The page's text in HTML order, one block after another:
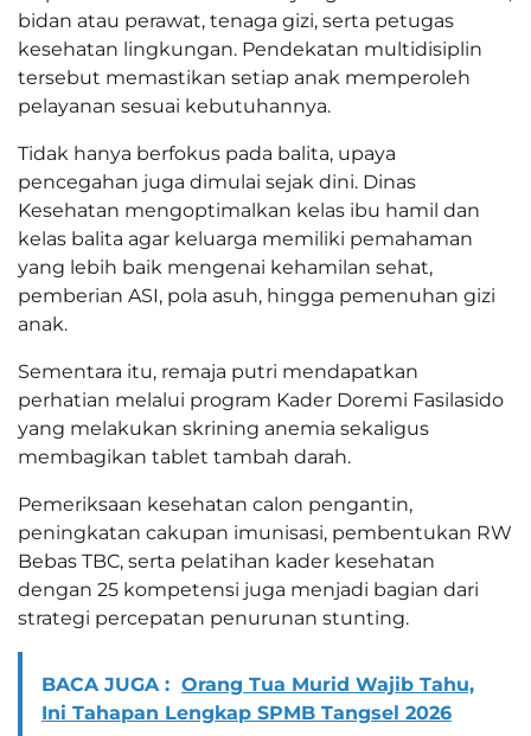
bidan atau perawat, tenaga gizi, serta petugas
kesehatan lingkungan. Pendekatan multidisiplin
tersebut memastikan setiap anak memperoleh
pelayanan sesuai kebutuhannya.
Tidak hanya berfokus pada balita, upaya
pencegahan juga dimulai sejak dini. Dinas
Kesehatan mengoptimalkan kelas ibu hamil dan
kelas balita agar keluarga memiliki pemahaman
yang lebih baik mengenai kehamilan sehat,
pemberian ASI, pola asuh, hingga pemenuhan gizi
anak.
Sementara itu, remaja putri mendapatkan
perhatian melalui program Kader Doremi Fasilasido
yang melakukan skrining anemia sekaligus
membagikan tablet tambah darah.
Pemeriksaan kesehatan calon pengantin,
peningkatan cakupan imunisasi, pembentukan RW
Bebas TBC, serta pelatihan kader kesehatan
dengan 25 kompetensi juga menjadi bagian dari
strategi percepatan penurunan stunting.
BACA JUGA : Orang Tua Murid Wajib Tahu,
Ini Tahapan Lengkap SPMB Tangsel 2026